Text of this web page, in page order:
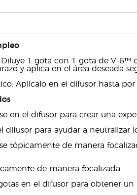
Diluye 1 gota con 1 gota de V-6™
y aplica en el área deseada
Aplícalo en el difusor hasta por
en el difusor para crear una
difusor para ayudar a neutralizar
tópicamente de manera
de manera focalizada
en el difusor para obtener